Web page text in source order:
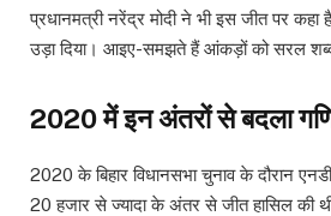
प्रधानमत्री नरेंद्र मोदी ने भी इस जीत पर कहा है
उड़ा दिया। आइए-समझते हैं आंकड़ों को सरल
2020 में इन अंतरों से बदला
2020 के बिहार विधानसभा चुनाव के दौरान
20 हजार से ज्यादा के अंतर से जीत हासिल की